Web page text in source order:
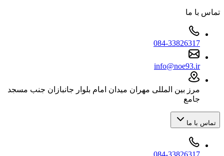
تماس با ما
084-33826317
info@noe93.ir
مرز بین المللی مهران میدان امام بلوار جانبازان جنب مسجد
جامع
تماس با ما